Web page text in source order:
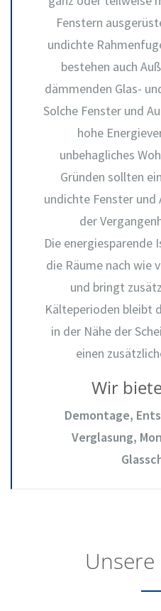
Fenstern
undichte
bestehen auch
dämmenden Glas-
Solche Fenster und
hohe
unbehagliches
Gründen sollten
undichte Fenster
der
Die energiesparende
die Räume nach wie
und bringt
Kälteperioden bleibt
in der Nähe der
einen
Wir
Demontage,
Verglasung,